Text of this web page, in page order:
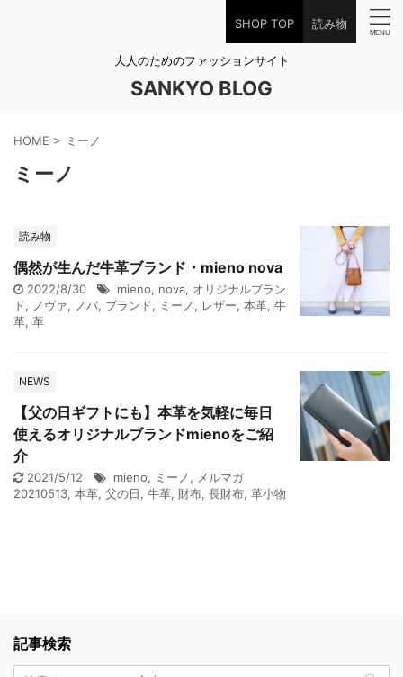
SHOP TOP 読み物
大人のためのファッションサイト
SANKYO BLOG
HOME > ミーノ
ミーノ
読み物
偶然が生んだ牛革ブランド・mieno nova
2022/8/30 mieno, nova, オリジナルブラン
ド, ノヴァ, ノバ, ブランド, ミーノ, レザー, 本革, 牛
革, 革
NEWS
【父の日ギフトにも】本革を気軽に毎日
使えるオリジナルブランドmienoをご紹
介
2021/5/12 mieno, ミーノ, メルマガ
20210513, 本革, 父の日, 牛革, 財布, 長財布, 革小物
記事検索